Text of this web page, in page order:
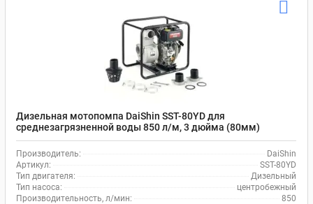
Дизельная мотопомпа DaiShin SST-80YD для
среднезагрязненной воды 850 л/м, 3 дюйма (80мм)
Производитель:
DaiShin
Артикул:
SST-80YD
Тип двигателя:
Дизельный
Тип насоса:
центробежный
Производительность, л/мин:
850